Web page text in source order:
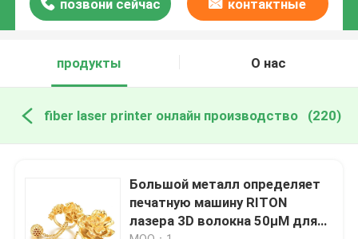
позвони сейчас контактные
продукты
О нас
fiber laser printer онлайн производство (220)
Большой металл определяет
печатную машину RITON
лазера 3D волокна 50μM для